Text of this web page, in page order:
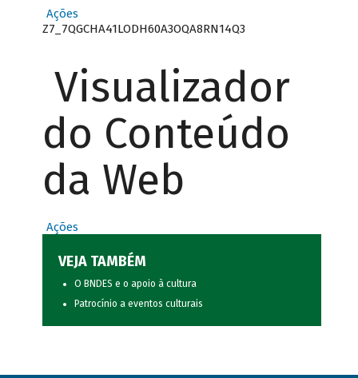
Ações
Z7_7QGCHA41LODH60A3OQA8RN14Q3
Visualizador
do Conteúdo
da Web
Ações
VEJA TAMBÉM
O BNDES e o apoio à cultura
Patrocínio a eventos culturais